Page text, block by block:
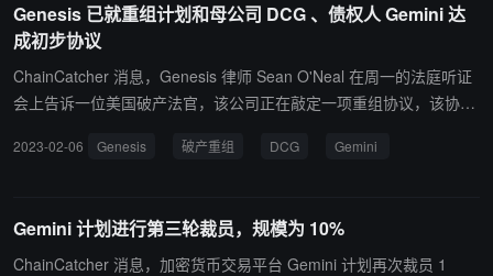
些时候在 Android 上推出。此外，Fierce 将在今年晚些时候还将进行
受监管的加密货币交易。（来源链接）
Genesis 已就重组计划和母公司 DCG 、债权人 Gemini 达
成初步协议
ChainCatcher 消息，Genesis 律师 Sean O'Neal 在周一的法庭听证
会上告​​诉一位美国破产法官，该公司正在敲定一项重组协议，该协议
公司 Digital Currency Group （DCG）及其主要债权人（包括 Gemi
其当时拥有的 Genesis Global Trading 实体。（路透社）
2023-02-06 Genesis 破产重组 DCG Gemini
Gemini 计划进行第三轮裁员，规模为 10%
ChainCatcher 消息，加密货币交易平台 Gemini 计划再次裁员 1